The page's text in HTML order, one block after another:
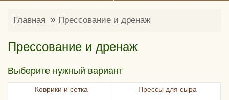
Главная Прессование и дренаж
Прессование и дренаж
Выберите нужный вариант
Коврики и сетка Прессы для сыра